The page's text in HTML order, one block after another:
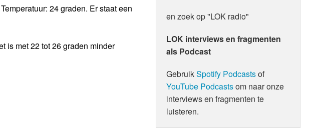
24 graden. Er staat een
is met 22 tot 26 graden minder
en zoek op "LOK radio"
LOK interviews en fragmenten
als Podcast
GebruikSpotify Podcastsof
YouTube Podcastsom naar onze
interviews en fragmenten te
luisteren.